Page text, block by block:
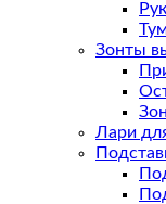
Зонты
Лари